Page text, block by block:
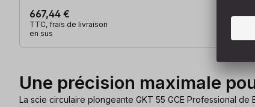
667,44 €
TTC, frais de livraison
en sus
Une précision maximale
La scie circulaire plongeante GKT 55 GCE Professional